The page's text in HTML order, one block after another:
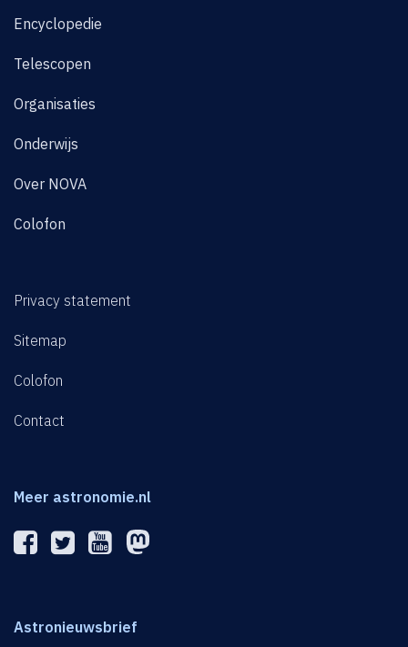
Encyclopedie
Telescopen
Organisaties
Onderwijs
Over NOVA
Colofon
Privacy statement
Sitemap
Colofon
Contact
Meer astronomie.nl
Astronieuwsbrief